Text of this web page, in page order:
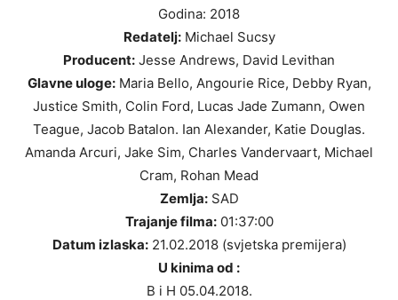
Godina: 2018
Redatelj:Michael Sucsy
Producent: Jesse Andrews, David Levithan
Glavne uloge:Maria Bello, Angourie Rice, Debby Ryan,
Justice Smith, Colin Ford, Lucas Jade Zumann, Owen
Teague, Jacob Batalon. Ian Alexander, Katie Douglas.
Amanda Arcuri, Jake Sim, Charles Vandervaart, Michael
Cram, Rohan Mead
Zemlja:SAD
Trajanje filma:01:37:00
Datum izlaska:21.02.2018 (svjetska premijera)
U kinima od :
B i H 05.04.2018.